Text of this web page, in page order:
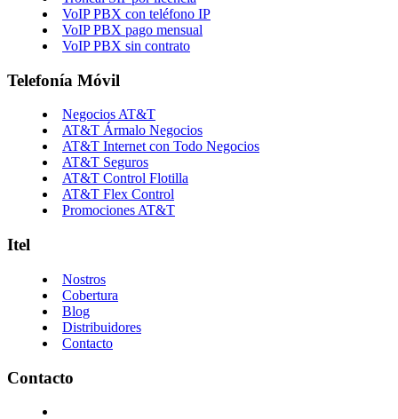
VoIP PBX con teléfono IP
VoIP PBX pago mensual
VoIP PBX sin contrato
Telefonía Móvil
Negocios AT&T
AT&T Ármalo Negocios
AT&T Internet con Todo Negocios
AT&T Seguros
AT&T Control Flotilla
AT&T Flex Control
Promociones AT&T
Itel
Nostros
Cobertura
Blog
Distribuidores
Contacto
Contacto